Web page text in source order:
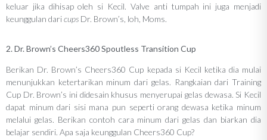
keluar jika dihisap oleh si Kecil. Valve anti tumpah ini juga menjadi
keunggulan daricups Dr. Brown’s, loh, Moms.
2. Dr. Brown’s Cheers360 Spoutless Transition Cup
Berikan Dr. Brown’s Cheers360 Cup kepada si Kecil ketika dia mulai
menunjukkan ketertarikan minum dari gelas. Rangkaian dari Training
Cup Dr. Brown’s ini didesain khusus menyerupai gelas dewasa. Si Kecil
dapat minum dari sisi mana pun seperti orang dewasa ketika minum
melalui gelas. Berikan contoh cara minum dari gelas dan biarkan dia
belajar sendiri. Apa saja keunggulan Cheers360 Cup?